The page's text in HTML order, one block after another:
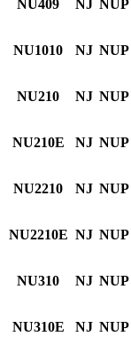
NU409 NJ NUP
NU1010 NJ NUP
NU210 NJ NUP
NU210E NJ NUP
NU2210 NJ NUP
NU2210E NJ NUP
NU310 NJ NUP
NU310E NJ NUP